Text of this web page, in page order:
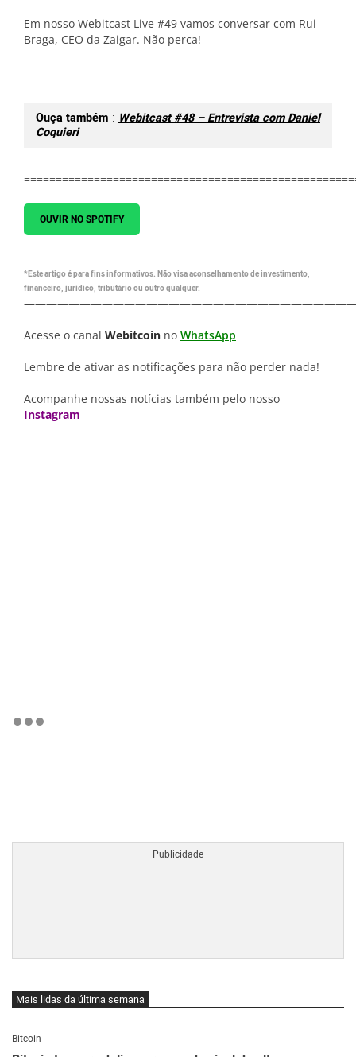
Em nosso Webitcast Live #49 vamos conversar com Rui
Braga, CEO da Zaigar. Não perca!
Ouça também : Webitcast #48 – Entrevista com Daniel
Coquieri
OUVIR NO SPOTIFY
*Este artigo é para fins informativos. Não visa aconselhamento de investimento,
financeiro, jurídico, tributário ou outro qualquer.
Acesse o canal Webitcoin no WhatsApp
Lembre de ativar as notificações para não perder nada!
Acompanhe nossas notícias também pelo nosso
Instagram
Mais lidas da última semana
Bitcoin